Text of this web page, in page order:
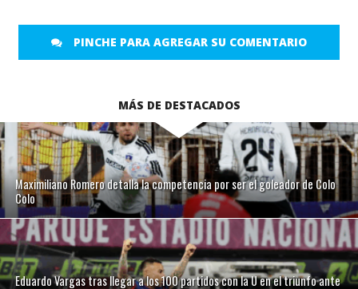
PINCHE PARA AGREGAR SU COMENTARIO
MÁS DE DESTACADOS
Maximiliano Romero detalla la competencia por ser el goleador de Colo
Colo
Eduardo Vargas tras llegar a los 100 partidos con la U en el triunfo ante